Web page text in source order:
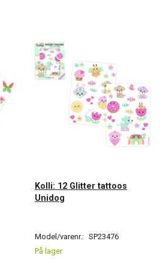
Kolli: 12 Glitter tattoos
Unidog
Model/varenr.: SP23476
På lager